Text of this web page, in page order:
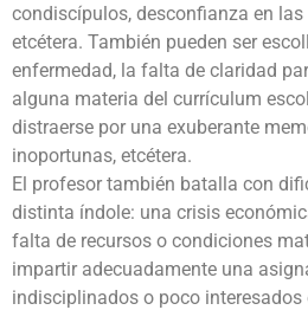
condiscípulos, desconfianza en
etcétera. También pueden ser
enfermedad, la falta de claridad
alguna materia del currículum
distraerse por una exuberante
inoportunas, etcétera.
El profesor también batalla con
distinta índole: una crisis
falta de recursos o condiciones
impartir adecuadamente una
indisciplinados o poco interesados